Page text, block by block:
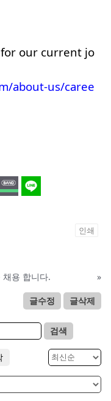
our current jo
about-us/caree
인쇄
채용 합니다.
»
글수정 글삭제
검색